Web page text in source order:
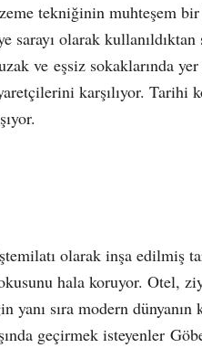
tekniğinin muhteşem
sarayı olarak
ve eşsiz sokaklarında
karşılıyor.
olarak inşa edilmiş
hala koruyor. Otel,
sıra modern
geçirmek isteyenler